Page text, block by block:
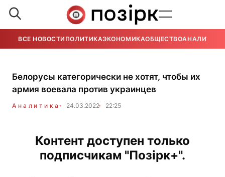
ВСЕ НОВОСТИ ПОЛИТИКАЭКОНОМИКАОБЩЕСТВОАНАЛИТИКА
Белорусы категорически не хотят, чтобы их
армия воевала против украинцев
Аналитика 24.03.2022 22:25
Контент доступен только
подписчикам "Позірк+".